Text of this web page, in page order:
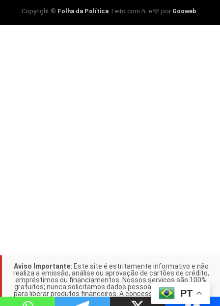
Copyright © Folha da Política. Feito com ☕ e 🩵 por Gooweb.
Aviso Importante: Este site é estritamente informativo e não
realiza a emissão, análise ou aprovação de cartões de crédito,
empréstimos ou financiamentos. Nossos serviços são 100%
gratuitos; nunca solicitamos dados pessoais ou pagamentos
para liberar produtos financeiros. A concessão de crédito é de
responsabilidade exclusiva das instituições parceiras citadas.
PT